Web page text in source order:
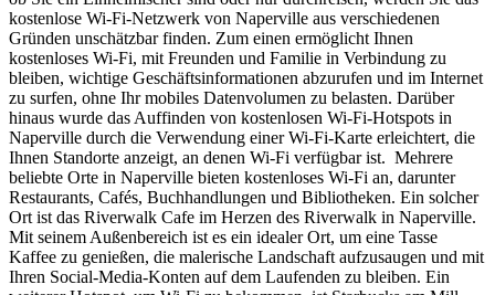
kostenlose Wi-Fi-Netzwerk von Naperville aus verschiedenen
Gründen unschätzbar finden. Zum einen ermöglicht Ihnen
kostenloses Wi-Fi, mit Freunden und Familie in Verbindung zu
bleiben, wichtige Geschäftsinformationen abzurufen und im Internet
zu surfen, ohne Ihr mobiles Datenvolumen zu belasten. Darüber
hinaus wurde das Auffinden von kostenlosen Wi-Fi-Hotspots in
Naperville durch die Verwendung einer Wi-Fi-Karte erleichtert, die
Ihnen Standorte anzeigt, an denen Wi-Fi verfügbar ist. Mehrere
beliebte Orte in Naperville bieten kostenloses Wi-Fi an, darunter
Restaurants, Cafés, Buchhandlungen und Bibliotheken. Ein solcher
Ort ist das Riverwalk Cafe im Herzen des Riverwalk in Naperville.
Mit seinem Außenbereich ist es ein idealer Ort, um eine Tasse
Kaffee zu genießen, die malerische Landschaft aufzusaugen und mit
Ihren Social-Media-Konten auf dem Laufenden zu bleiben. Ein